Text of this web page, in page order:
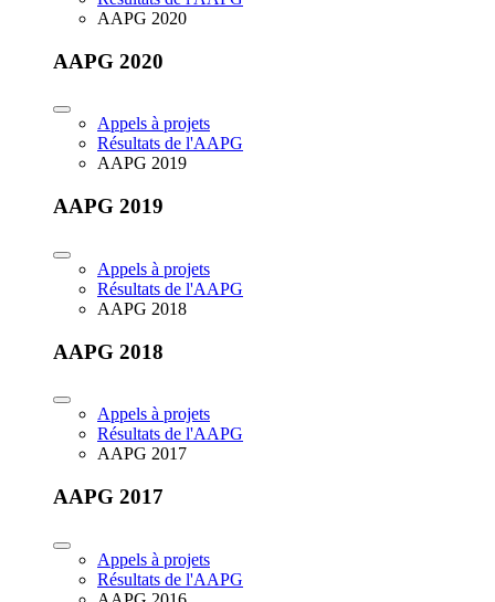
AAPG 2020
AAPG 2020
Appels à projets
Résultats de l'AAPG
AAPG 2019
AAPG 2019
Appels à projets
Résultats de l'AAPG
AAPG 2018
AAPG 2018
Appels à projets
Résultats de l'AAPG
AAPG 2017
AAPG 2017
Appels à projets
Résultats de l'AAPG